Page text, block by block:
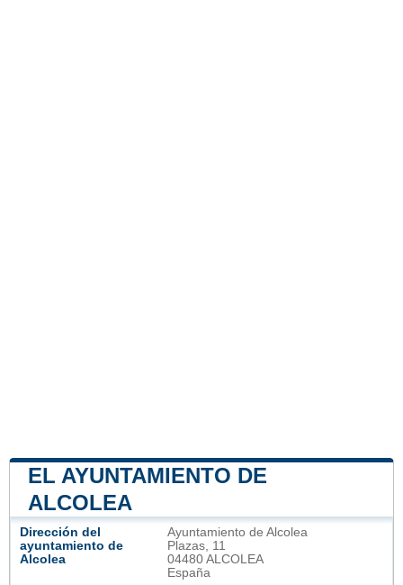
EL AYUNTAMIENTO DE
ALCOLEA
Dirección del
ayuntamiento de
Alcolea
Ayuntamiento de Alcolea
Plazas, 11
04480 ALCOLEA
España